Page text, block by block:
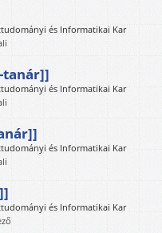
és Informatikai Kar
tanár]]
és Informatikai Kar
és Informatikai Kar
és Informatikai Kar